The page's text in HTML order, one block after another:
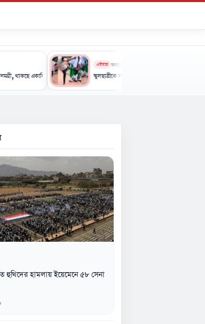
কর্মসূচি
এইমাত্র অন্যান্য
স্কুলছাত্রীকে লাথির ভিডিও ভাইরাল, অভিযুক্তের বদলে
হুথিদের হামলায় ইয়েমেনে ৫৮ সেনা